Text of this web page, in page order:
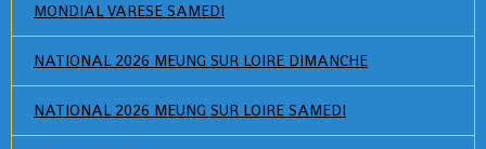
MONDIAL VARESE SAMEDI
NATIONAL 2026 MEUNG SUR LOIRE DIMANCHE
NATIONAL 2026 MEUNG SUR LOIRE SAMEDI